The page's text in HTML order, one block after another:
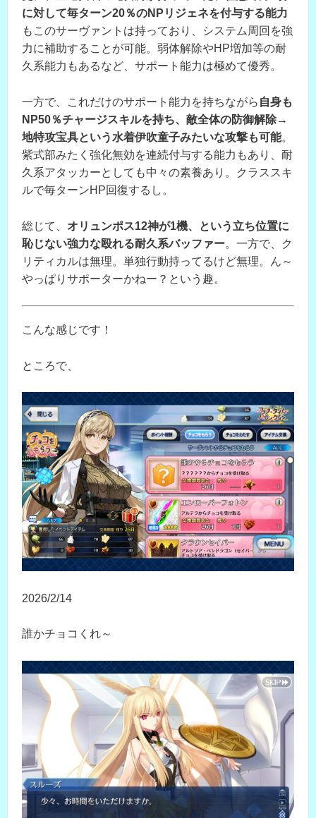
に対して毎ターン20％のNPリジェネを付与する能力
もこのサーヴァントは持っており、システム周回を強
力に補助することが可能。弱体解除やHP増加等の耐
久系能力もあるなど、サポート能力は極めて優秀。
一方で、これだけのサポート能力を持ちながら 自身も
NP50％チャージスキルを持ち、敵全体の防御解除→
地特攻宝具という水着伊吹童子みたいな攻撃も可能。
紫式部みたく強化無効を連続付与する能力もあり、耐
久系アタッカーとしても中々の素養あり。クラススキ
ルで毎ターンHP回復するし。
総じて、 オリュンポス12神が1機、という立ち位置に
恥じない強力な殴れる耐久系バッファー。一方で、ク
リティカルは無理。単独行動持ってるけど無理。ん～
やっぱりサポーターかねー？という趣。
こんな感じです！
ところで、
2026/2/14
誰かチョコくれ～